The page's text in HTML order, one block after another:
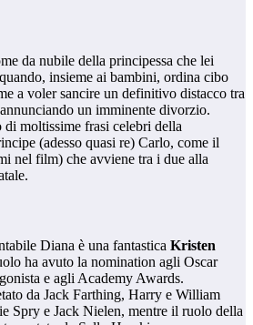
da nubile della principessa che lei
insieme ai bambini, ordina cibo
a voler sancire un definitivo distacco tra
un imminente divorzio.
moltissime frasi celebri della
(adesso quasi re) Carlo, come il
nel film) che avviene tra i due alla
Diana è una fantastica Kristen
ha avuto la nomination agli Oscar
e agli Academy Awards.
da Jack Farthing, Harry e William
Spry e Jack Nielen, mentre il ruolo della